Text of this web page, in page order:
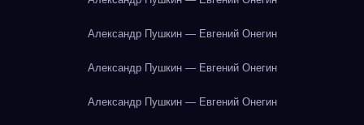
Александр Пушкин — Евгений Онегин
Александр Пушкин — Евгений Онегин
Александр Пушкин — Евгений Онегин